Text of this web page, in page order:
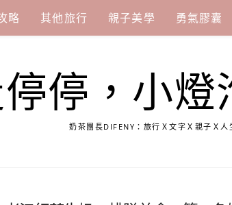
略 其他旅行 親子美學 勇氣膠囊
停，小燈
奶茶團長DIFENY：旅行Ｘ文字Ｘ親子Ｘ人